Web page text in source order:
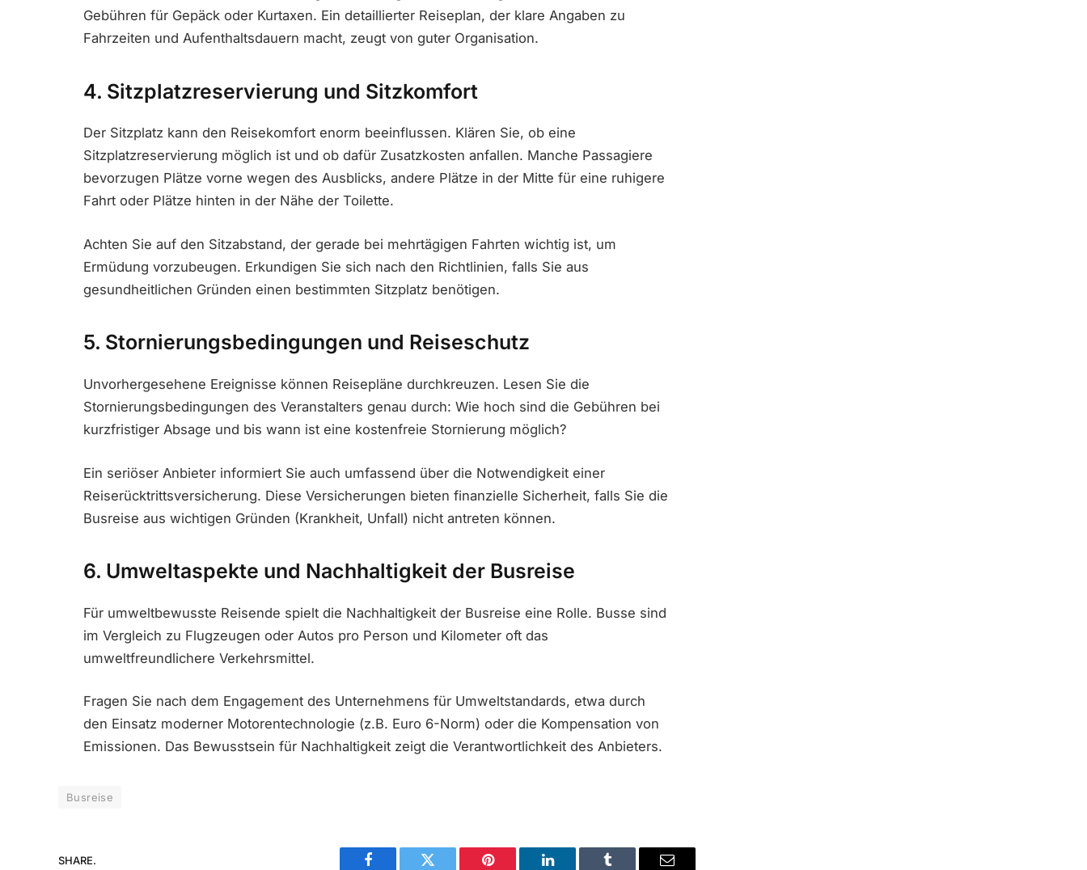
Gebühren für Gepäck oder Kurtaxen. Ein detaillierter Reiseplan, der klare Angaben zu
Fahrzeiten und Aufenthaltsdauern macht, zeugt von guter Organisation.
4. Sitzplatzreservierung und Sitzkomfort
Der Sitzplatz kann den Reisekomfort enorm beeinflussen. Klären Sie, ob eine
Sitzplatzreservierung möglich ist und ob dafür Zusatzkosten anfallen. Manche Passagiere
bevorzugen Plätze vorne wegen des Ausblicks, andere Plätze in der Mitte für eine ruhigere
Fahrt oder Plätze hinten in der Nähe der Toilette.
Achten Sie auf den Sitzabstand, der gerade bei mehrtägigen Fahrten wichtig ist, um
Ermüdung vorzubeugen. Erkundigen Sie sich nach den Richtlinien, falls Sie aus
gesundheitlichen Gründen einen bestimmten Sitzplatz benötigen.
5. Stornierungsbedingungen und Reiseschutz
Unvorhergesehene Ereignisse können Reisepläne durchkreuzen. Lesen Sie die
Stornierungsbedingungen des Veranstalters genau durch: Wie hoch sind die Gebühren bei
kurzfristiger Absage und bis wann ist eine kostenfreie Stornierung möglich?
Ein seriöser Anbieter informiert Sie auch umfassend über die Notwendigkeit einer
Reiserücktrittsversicherung. Diese Versicherungen bieten finanzielle Sicherheit, falls Sie die
Busreise aus wichtigen Gründen (Krankheit, Unfall) nicht antreten können.
6. Umweltaspekte und Nachhaltigkeit der Busreise
Für umweltbewusste Reisende spielt die Nachhaltigkeit der Busreise eine Rolle. Busse sind
im Vergleich zu Flugzeugen oder Autos pro Person und Kilometer oft das
umweltfreundlichere Verkehrsmittel.
Fragen Sie nach dem Engagement des Unternehmens für Umweltstandards, etwa durch
den Einsatz moderner Motorentechnologie (z.B. Euro 6-Norm) oder die Kompensation von
Emissionen. Das Bewusstsein für Nachhaltigkeit zeigt die Verantwortlichkeit des Anbieters.
Busreise
SHARE.